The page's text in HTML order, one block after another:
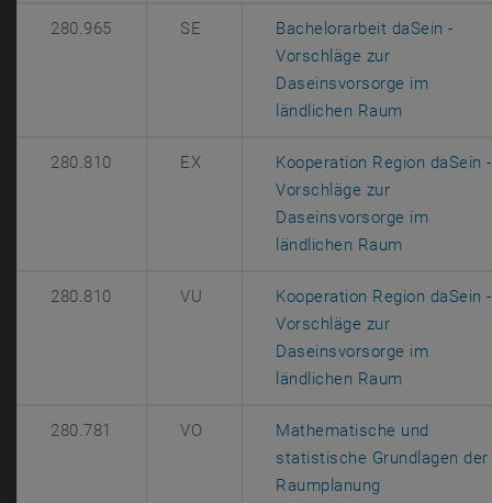
280.965 SE
Bachelorarbeit daSein -
Vorschläge zur
Daseinsvorsorge im
ländlichen Raum, öffnet
280.810 EX
Kooperation Region daSein -
Vorschläge zur
Daseinsvorsorge im
ländlichen Raum, öffnet
280.810 VU
Kooperation Region daSein -
Vorschläge zur
Daseinsvorsorge im
ländlichen Raum, öffnet
280.781 VO
Mathematische und
statistische Grundlagen der
Raumplanung